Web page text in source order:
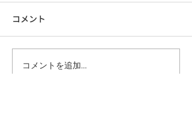
機能強化型在宅療養支援
コメント
コメントを追加…